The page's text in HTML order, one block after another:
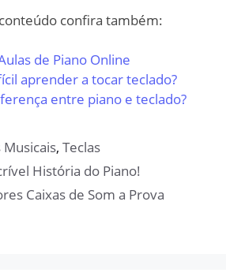
confira também:
de Piano Online
aprender a tocar teclado?
entre piano e teclado?
,Teclas
História do Piano!
Caixas de Som a Prova